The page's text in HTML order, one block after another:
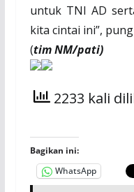
untuk TNI AD
kita cintai ini”,
(tim NM/pati)
2233 kali
Bagikan ini:
WhatsApp